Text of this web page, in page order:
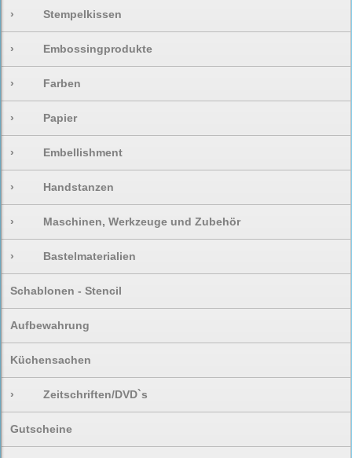
› Stempelkissen
› Embossingprodukte
› Farben
› Papier
› Embellishment
› Handstanzen
› Maschinen, Werkzeuge und Zubehör
› Bastelmaterialien
Schablonen - Stencil
Aufbewahrung
Küchensachen
› Zeitschriften/DVD`s
Gutscheine